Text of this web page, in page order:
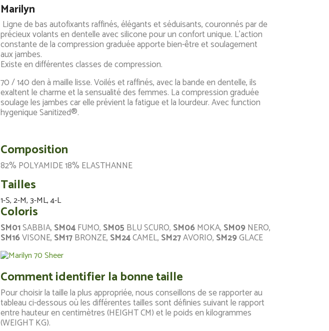
Marilyn
Ligne de bas autofixants raffinés, élégants et séduisants, couronnés par de
précieux volants en dentelle avec silicone pour un confort unique. L'action
constante de la compression graduée apporte bien-être et soulagement
aux jambes.
Existe en différentes classes de compression.
70 / 140 den à maille lisse. Voilés et raffinés, avec la bande en dentelle, ils
exaltent le charme et la sensualité des femmes. La compression graduée
soulage les jambes car elle prévient la fatigue et la lourdeur. Avec function
hygenique Sanitized®.
Composition
82% POLYAMIDE 18% ELASTHANNE
Tailles
1-S, 2-M, 3-ML, 4-L
Coloris
SM01SABBIA, SM04FUMO, SM05 BLU SCURO, SM06MOKA, SM09NERO,
SM16VISONE, SM17BRONZE, SM24CAMEL, SM27AVORIO, SM29GLACE
Comment identifier la bonne taille
Pour choisir la taille la plus appropriée, nous conseillons de se rapporter au
tableau ci-dessous où les différentes tailles sont définies suivant le rapport
entre hauteur en centimètres (HEIGHT CM) et le poids en kilogrammes
(WEIGHT KG).